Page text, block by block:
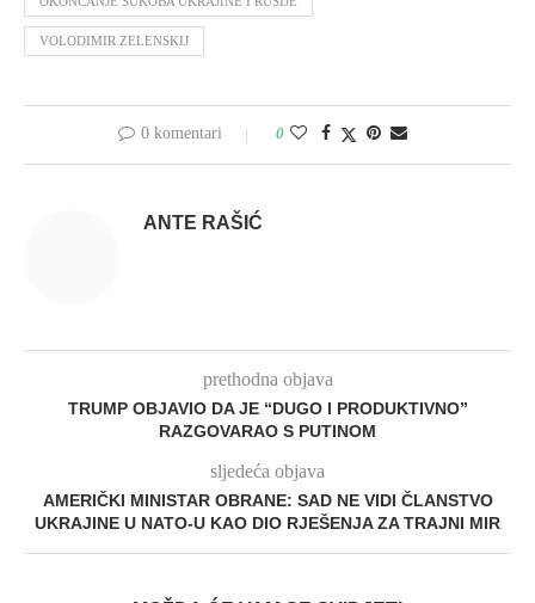
VOLODIMIR ZELENSKIJ
0 komentari 0
ANTE RAŠIĆ
prethodna objava
TRUMP OBJAVIO DA JE “DUGO I PRODUKTIVNO”
RAZGOVARAO S PUTINOM
sljedeća objava
AMERIČKI MINISTAR OBRANE: SAD NE VIDI ČLANSTVO
UKRAJINE U NATO-U KAO DIO RJEŠENJA ZA TRAJNI MIR